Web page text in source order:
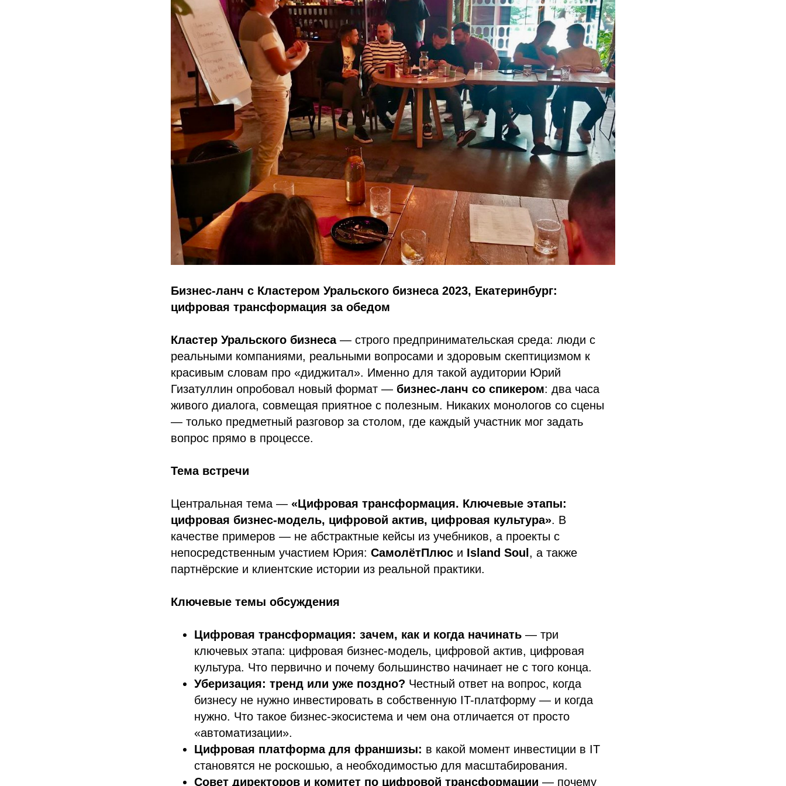
Бизнес-ланч с Кластером Уральского бизнеса 2023, Екатеринбург:
цифровая трансформация за обедом
Кластер Уральского бизнеса— строго предпринимательская среда: люди с
реальными компаниями, реальными вопросами и здоровым скептицизмом к
красивым словам про «диджитал». Именно для такой аудитории Юрий
Гизатуллин опробовал новый формат — бизнес-ланч со спикером: два часа
живого диалога, совмещая приятное с полезным. Никаких монологов со сцены
— только предметный разговор за столом, где каждый участник мог задать
вопрос прямо в процессе.
Тема встречи
Центральная тема — «Цифровая трансформация. Ключевые этапы:
цифровая бизнес-модель, цифровой актив, цифровая культура». В
качестве примеров — не абстрактные кейсы из учебников, а проекты с
непосредственным участием Юрия: СамолётПлюс и Island Soul , а также
партнёрские и клиентские истории из реальной практики.
Ключевые темы обсуждения
Цифровая трансформация: зачем, как и когда начинать — три
ключевых этапа: цифровая бизнес-модель, цифровой актив, цифровая
культура. Что первично и почему большинство начинает не с того конца.
Уберизация: тренд или уже поздно? Честный ответ на вопрос, когда
бизнесу не нужно инвестировать в собственную IT-платформу — и когда
нужно. Что такое бизнес-экосистема и чем она отличается от просто
«автоматизации».
Цифровая платформа для франшизы: в какой момент инвестиции в IT
становятся не роскошью, а необходимостью для масштабирования.
Совет директоров и комитет по цифровой трансформации — почему